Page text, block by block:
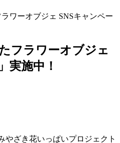
ワーオブジェ SNSキャンペー
フラワーオブジェ
実施中！
やざき花いっぱいプロジェクト